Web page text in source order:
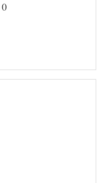
()